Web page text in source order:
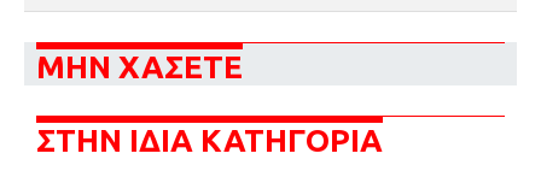
ΜΗΝ ΧΑΣΕΤΕ
ΣΤΗΝ ΙΔΙΑ ΚΑΤΗΓΟΡΙΑ